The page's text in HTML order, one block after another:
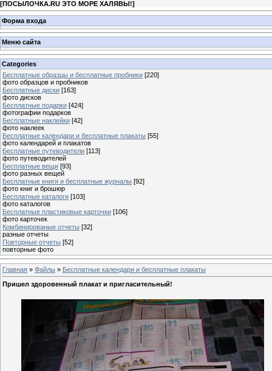
[ПОСЫЛОЧКА.RU ЭТО МОРЕ ХАЛЯВЫ!]
Форма входа
Меню сайта
Categories
Бесплатные образцы и бесплатные пробники [220]
фото образцов и пробников
Бесплатные диски [163]
фото дисков
Бесплатные подарки [424]
фотографии подарков
Бесплатные наклейки [42]
фото наклеек
Бесплатные календари и бесплатные плакаты [55]
фото календарей и плакатов
Бесплатные путеводители [113]
фото путеводителей
Бесплатные вещи [93]
фото разных вещей
Бесплатные книги и бесплатные журналы [92]
фото книг и брошюр
Бесплатные каталоги [103]
фото каталогов
Бесплатные пластиковые карточки [106]
фото карточек
Комбинированые отчеты [32]
разные отчеты
Повторные отчеты [52]
повторные фото
Главная » Файлы » Бесплатные календари и бесплатные плакаты
Пришел здоровенный плакат и пригласительный!